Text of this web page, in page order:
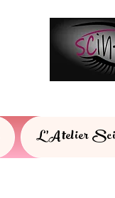
L'Atelier